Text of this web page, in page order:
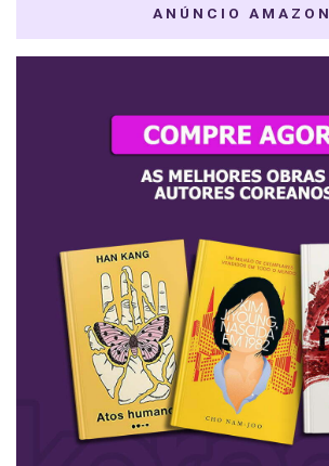
ANÚNCIO AMAZON